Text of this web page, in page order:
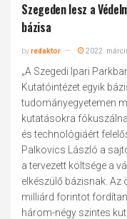
Szegeden lesz a
bázisa
byredaktor 2022.
„A Szegedi Ipari
Kutatóintézet egyik
tudományegyetemen
kutatásokra
és technológiáért
Palkovics László a
a tervezett költsége a
elkészülő bázisnak. Az
milliárd forintot
három-négy szintes